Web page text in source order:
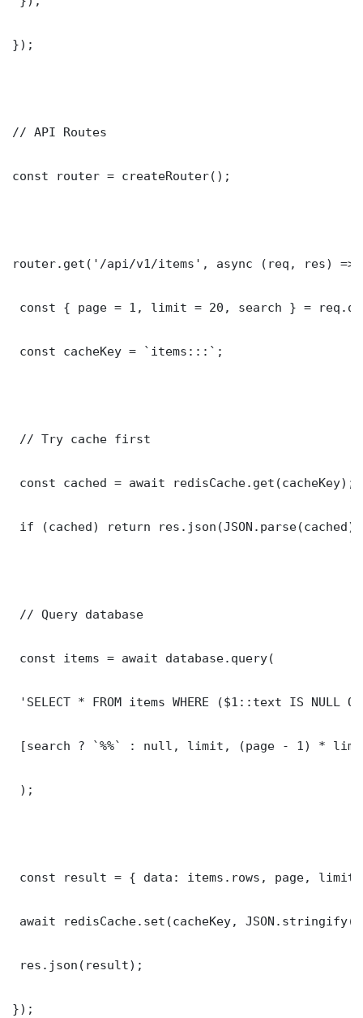
});
// API Routes
const router = createRouter();
router.get('/api/v1/items', async (req, res) =>
const { page = 1, limit = 20, search } =
const cacheKey = `items:::`;
// Try cache first
const cached = await redisCache.get(cacheKey);
if (cached) return
// Query database
const items = await database.query(
'SELECT * FROM items WHERE ($1::text IS NULL
[search ? `%%` : null, limit, (page - 1) *
);
const result = { data: items.rows, page,
await redisCache.set(cacheKey,
res.json(result);
});